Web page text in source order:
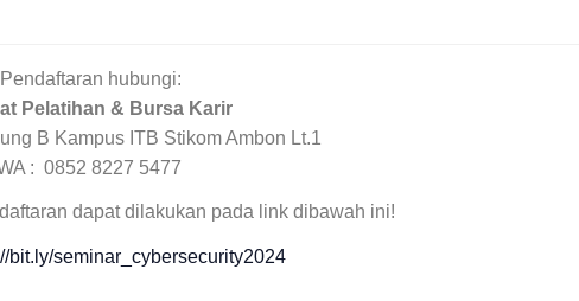
hubungi:
Pelatihan & Bursa Karir
B Kampus ITB Stikom Ambon Lt.1
: 0852 8227 5477
dapat dilakukan pada link dibawah ini!
bit.ly/seminar_cybersecurity2024